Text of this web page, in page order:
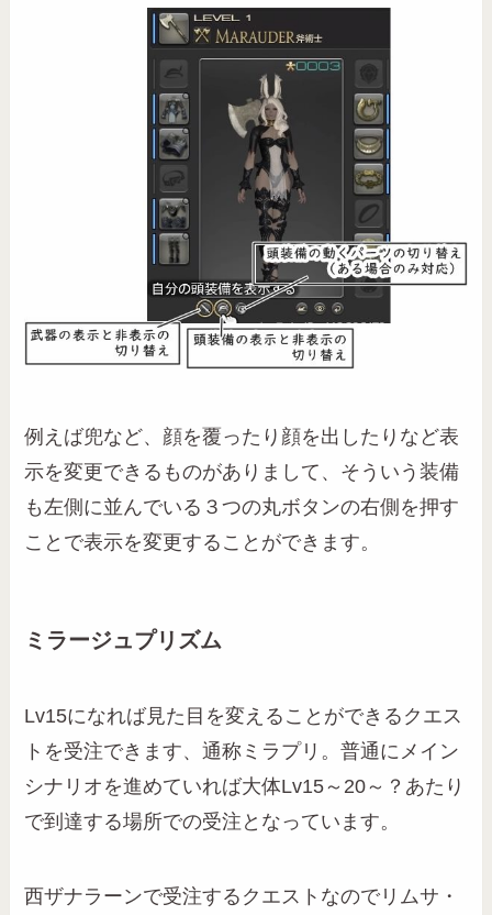
例えば兜など、顔を覆ったり顔を出したりなど表
示を変更できるものがありまして、そういう装備
も左側に並んでいる３つの丸ボタンの右側を押す
ことで表示を変更することができます。
ミラージュプリズム
Lv15になれば見た目を変えることができるクエス
トを受注できます、通称ミラプリ。普通にメイン
シナリオを進めていれば大体Lv15～20～？あたり
で到達する場所での受注となっています。
西ザナラーンで受注するクエストなのでリムサ・